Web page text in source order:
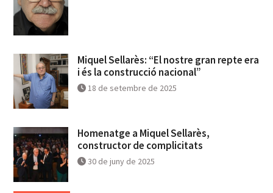
Miquel Sellarès: “El nostre gran repte era
i és la construcció nacional”
18 de setembre de 2025
Homenatge a Miquel Sellarès,
constructor de complicitats
30 de juny de 2025